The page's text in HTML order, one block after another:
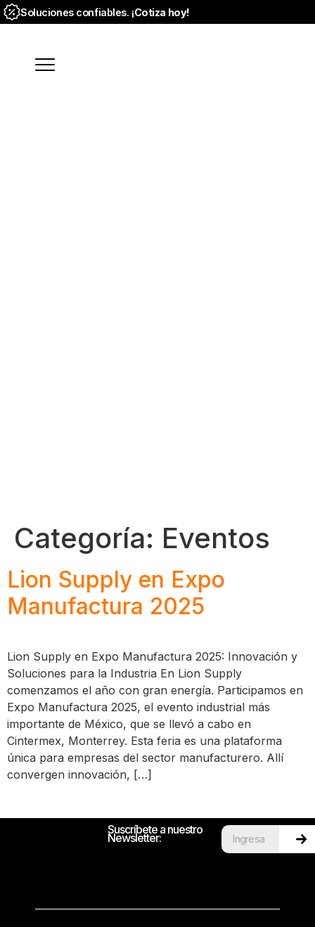
Soluciones confiables. ¡Cotiza hoy!
Categoría: Eventos
Lion Supply en Expo
Manufactura 2025
Lion Supply en Expo Manufactura 2025: Innovación y
Soluciones para la Industria En Lion Supply
comenzamos el año con gran energía. Participamos en
Expo Manufactura 2025, el evento industrial más
importante de México, que se llevó a cabo en
Cintermex, Monterrey. Esta feria es una plataforma
única para empresas del sector manufacturero. Allí
convergen innovación, […]
Suscríbete a nuestro
Newsletter: